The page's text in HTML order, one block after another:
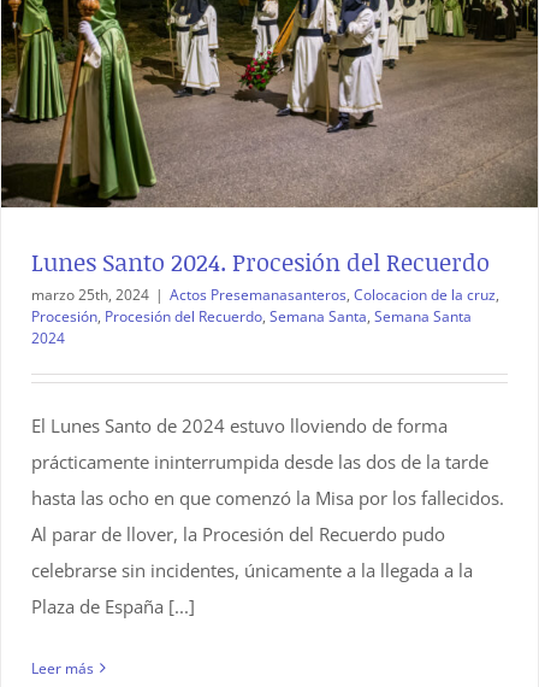
Lunes Santo 2024. Procesión del Recuerdo
marzo 25th, 2024 | Actos Presemanasanteros, Colocacion de la cruz,
Procesión, Procesión del Recuerdo, Semana Santa, Semana Santa
2024
El Lunes Santo de 2024 estuvo lloviendo de forma
prácticamente ininterrumpida desde las dos de la tarde
hasta las ocho en que comenzó la Misa por los fallecidos.
Al parar de llover, la Procesión del Recuerdo pudo
celebrarse sin incidentes, únicamente a la llegada a la
Plaza de España [...]
Leer más